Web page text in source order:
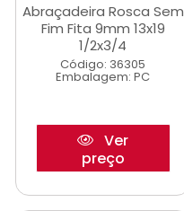
Abraçadeira Rosca Sem
Fim Fita 9mm 13x19
1/2x3/4
Código: 36305
Embalagem: PC
Ver
preço